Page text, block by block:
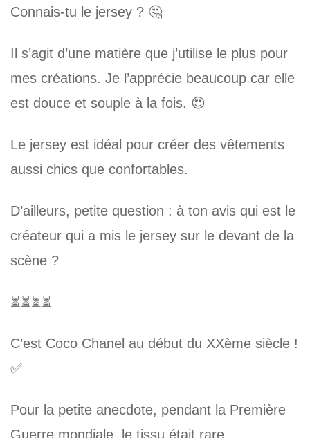
Connais-tu le jersey ? 🤔
Il s’agit d’une matière que j’utilise le plus pour
mes créations. Je l’apprécie beaucoup car elle
est douce et souple à la fois. 😍
Le jersey est idéal pour créer des vêtements
aussi chics que confortables.
D’ailleurs, petite question : à ton avis qui est le
créateur qui a mis le jersey sur le devant de la
scène ?
⏳⏳⏳⏳
C’est Coco Chanel au début du XXème siècle !
✅
Pour la petite anecdote, pendant la Première
Guerre mondiale, le tissu était rare.